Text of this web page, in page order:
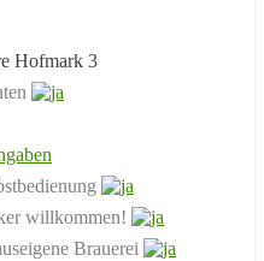
Hofmark 3
willkommen!
Brauerei